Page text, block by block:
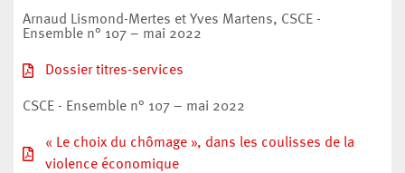
Arnaud Lismond-Mertes et Yves Martens, CSCE -
Ensemble n° 107 – mai 2022
Dossier titres-services
CSCE - Ensemble n° 107 – mai 2022
« Le choix du chômage », dans les coulisses de la
violence économique